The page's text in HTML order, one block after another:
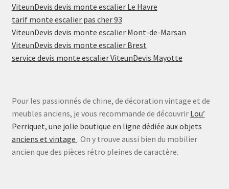
ViteunDevis devis monte escalier Le Havre
tarif monte escalier pas cher 93
ViteunDevis devis monte escalier Mont-de-Marsan
ViteunDevis devis monte escalier Brest
service devis monte escalier ViteunDevis Mayotte
Pour les passionnés de chine, de décoration vintage et de
meubles anciens, je vous recommande de découvrir Lou’
Perriquet, une jolie boutique en ligne dédiée aux objets
anciens et vintage . On y trouve aussi bien du mobilier
ancien que des pièces rétro pleines de caractère.